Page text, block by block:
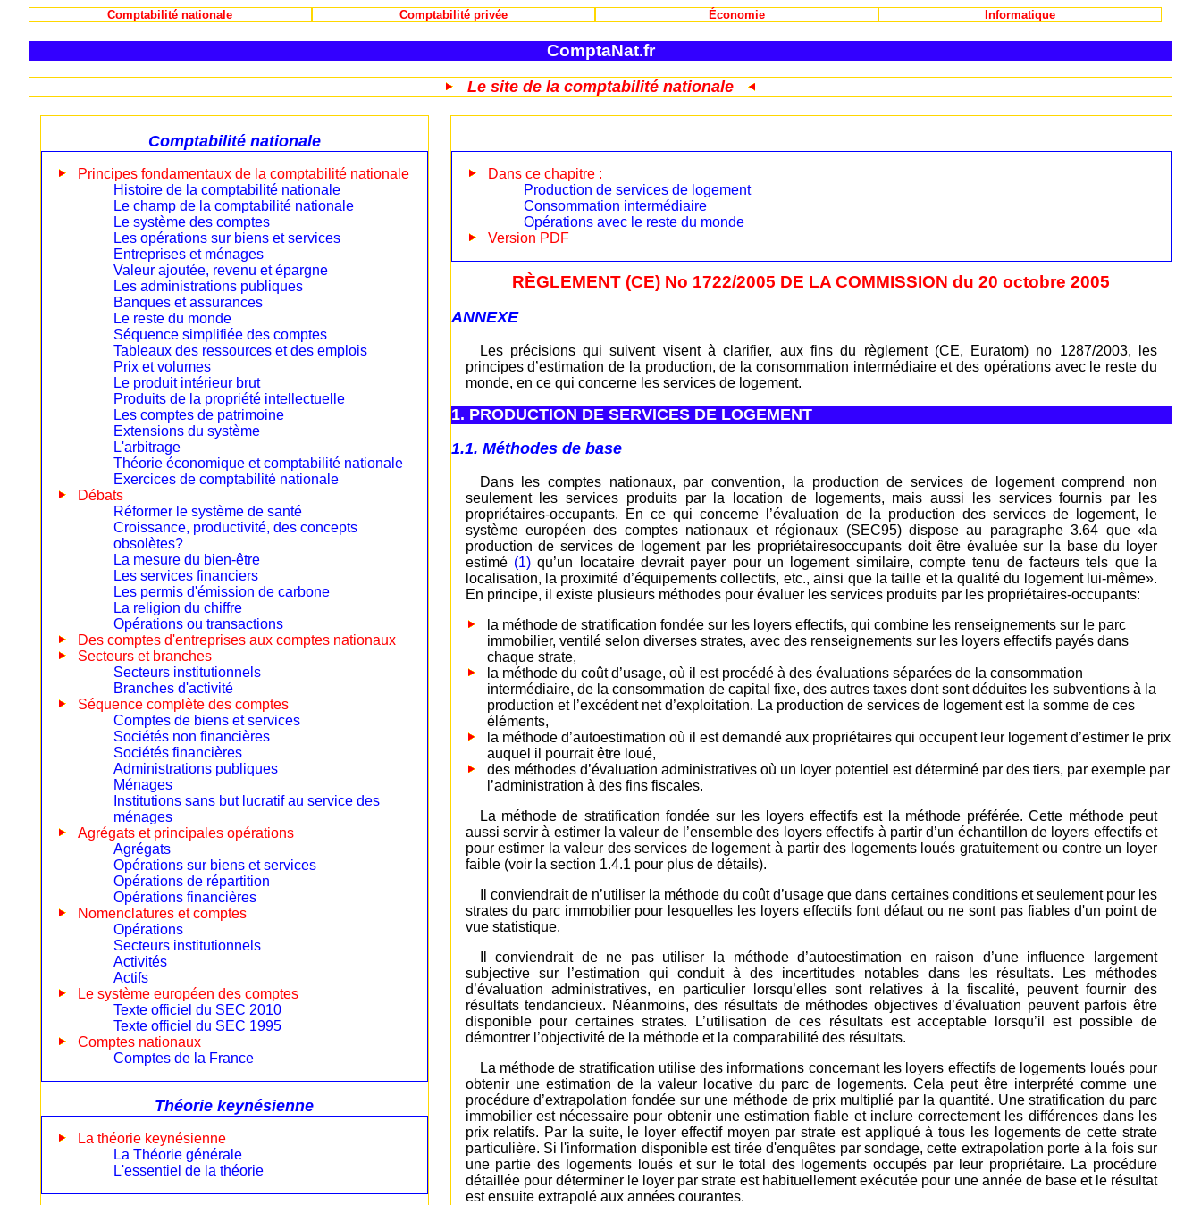
Comptabilité nationale Comptabilité privée Économie Informatique
ComptaNat.fr
Le site de la comptabilité nationale
Dans ce chapitre :
Production de services de logement
Consommation intermédiaire
Opérations avec le reste du monde
Version PDF
RÈGLEMENT (CE) No 1722/2005 DE LA COMMISSION du 20 octobre 2005
ANNEXE
Les précisions qui suivent visent à clarifier, aux fins du règlement (CE, Euratom) no 1287/2003, les
principes d’estimation de la production, de la consommation intermédiaire et des opérations avec le reste du
monde, en ce qui concerne les services de logement.
1. PRODUCTION DE SERVICES DE LOGEMENT
1.1. Méthodes de base
Dans les comptes nationaux, par convention, la production de services de logement comprend non
seulement les services produits par la location de logements, mais aussi les services fournis par les
propriétaires-occupants. En ce qui concerne l’évaluation de la production des services de logement, le
système européen des comptes nationaux et régionaux (SEC95) dispose au paragraphe 3.64 que «la
production de services de logement par les propriétairesoccupants doit être évaluée sur la base du loyer
estimé (1)qu’un locataire devrait payer pour un logement similaire, compte tenu de facteurs tels que la
localisation, la proximité d’équipements collectifs, etc., ainsi que la taille et la qualité du logement lui-même».
En principe, il existe plusieurs méthodes pour évaluer les services produits par les propriétaires-occupants:
la méthode de stratification fondée sur les loyers effectifs, qui combine les renseignements sur le parc
immobilier, ventilé selon diverses strates, avec des renseignements sur les loyers effectifs payés dans
chaque strate,
la méthode du coût d’usage, où il est procédé à des évaluations séparées de la consommation
intermédiaire, de la consommation de capital fixe, des autres taxes dont sont déduites les subventions à la
production et l’excédent net d’exploitation. La production de services de logement est la somme de ces
éléments,
la méthode d’autoestimation où il est demandé aux propriétaires qui occupent leur logement d’estimer le prix
auquel il pourrait être loué,
des méthodes d’évaluation administratives où un loyer potentiel est déterminé par des tiers, par exemple par
l’administration à des fins fiscales.
La méthode de stratification fondée sur les loyers effectifs est la méthode préférée. Cette méthode peut
aussi servir à estimer la valeur de l’ensemble des loyers effectifs à partir d’un échantillon de loyers effectifs et
pour estimer la valeur des services de logement à partir des logements loués gratuitement ou contre un loyer
faible (voir la section 1.4.1 pour plus de détails).
Il conviendrait de n’utiliser la méthode du coût d’usage que dans certaines conditions et seulement pour les
strates du parc immobilier pour lesquelles les loyers effectifs font défaut ou ne sont pas fiables d'un point de
vue statistique.
Il conviendrait de ne pas utiliser la méthode d’autoestimation en raison d’une influence largement
subjective sur l’estimation qui conduit à des incertitudes notables dans les résultats. Les méthodes
d’évaluation administratives, en particulier lorsqu’elles sont relatives à la fiscalité, peuvent fournir des
résultats tendancieux. Néanmoins, des résultats de méthodes objectives d’évaluation peuvent parfois être
disponible pour certaines strates. L’utilisation de ces résultats est acceptable lorsqu’il est possible de
démontrer l’objectivité de la méthode et la comparabilité des résultats.
La méthode de stratification utilise des informations concernant les loyers effectifs de logements loués pour
obtenir une estimation de la valeur locative du parc de logements. Cela peut être interprété comme une
procédure d’extrapolation fondée sur une méthode de prix multiplié par la quantité. Une stratification du parc
immobilier est nécessaire pour obtenir une estimation fiable et inclure correctement les différences dans les
prix relatifs. Par la suite, le loyer effectif moyen par strate est appliqué à tous les logements de cette strate
particulière. Si l'information disponible est tirée d'enquêtes par sondage, cette extrapolation porte à la fois sur
une partie des logements loués et sur le total des logements occupés par leur propriétaire. La procédure
détaillée pour déterminer le loyer par strate est habituellement exécutée pour une année de base et le résultat
est ensuite extrapolé aux années courantes.
Comptabilité nationale
Principes fondamentaux de la comptabilité nationale
Histoire de la comptabilité nationale
Le champ de la comptabilité nationale
Le système des comptes
Les opérations sur biens et services
Entreprises et ménages
Valeur ajoutée, revenu et épargne
Les administrations publiques
Banques et assurances
Le reste du monde
Séquence simplifiée des comptes
Tableaux des ressources et des emplois
Prix et volumes
Le produit intérieur brut
Produits de la propriété intellectuelle
Les comptes de patrimoine
Extensions du système
L'arbitrage
Théorie économique et comptabilité nationale
Exercices de comptabilité nationale
Débats
Réformer le système de santé
Croissance, productivité, des concepts
obsolètes?
La mesure du bien-être
Les services financiers
Les permis d'émission de carbone
La religion du chiffre
Opérations ou transactions
Des comptes d'entreprises aux comptes nationaux
Secteurs et branches
Secteurs institutionnels
Branches d'activité
Séquence complète des comptes
Comptes de biens et services
Sociétés non financières
Sociétés financières
Administrations publiques
Ménages
Institutions sans but lucratif au service des
ménages
Agrégats et principales opérations
Agrégats
Opérations sur biens et services
Opérations de répartition
Opérations financières
Nomenclatures et comptes
Opérations
Secteurs institutionnels
Activités
Actifs
Le système européen des comptes
Texte officiel du SEC 2010
Texte officiel du SEC 1995
Comptes nationaux
Comptes de la France
Théorie keynésienne
La théorie keynésienne
La Théorie générale
L'essentiel de la théorie